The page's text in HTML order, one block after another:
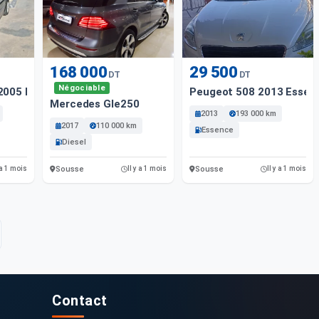
Diesel Sousse
a 1 mois
168 000 DT
Négociable
Mercedes Gle250
2017
110 000 km
Diesel
Sousse Il y a 1 mois
29 500 DT
Peugeot 508 2013
2013
193 000 km
Essence
Sousse Il y a 1 mois
Contact